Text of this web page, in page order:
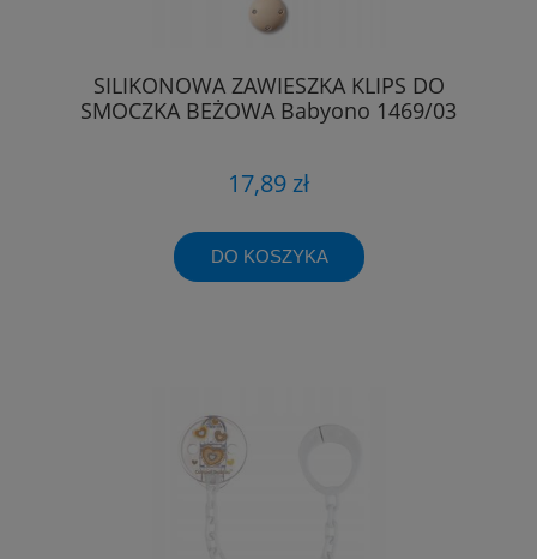
SILIKONOWA ZAWIESZKA KLIPS DO
SMOCZKA BEŻOWA Babyono 1469/03
17,89 zł
DO KOSZYKA